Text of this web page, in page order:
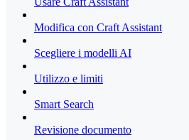
Modifica con Craft Assistant
Scegliere i modelli AI
Utilizzo e limiti
Smart Search
Revisione documento